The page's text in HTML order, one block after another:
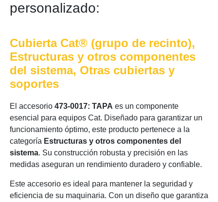
personalizado:
Cubierta Cat® (grupo de recinto),
Estructuras y otros componentes
del sistema, Otras cubiertas y
soportes
El accesorio 473-0017: TAPA es un componente
esencial para equipos Cat. Diseñado para garantizar un
funcionamiento óptimo, este producto pertenece a la
categoría Estructuras y otros componentes del
sistema. Su construcción robusta y precisión en las
medidas aseguran un rendimiento duradero y confiable.
Este accesorio es ideal para mantener la seguridad y
eficiencia de su maquinaria. Con un diseño que garantiza